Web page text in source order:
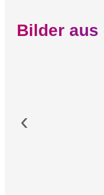
Bilder aus
‹